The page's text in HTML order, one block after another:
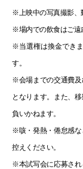
※上映中の写真撮影、
※場内での飲食はご遠
※当選権は換金でき
す。
※会場までの交通費及
となります。また、
負いかねます。
※咳・発熱・倦怠感な
控えください。
※本試写会に応募され